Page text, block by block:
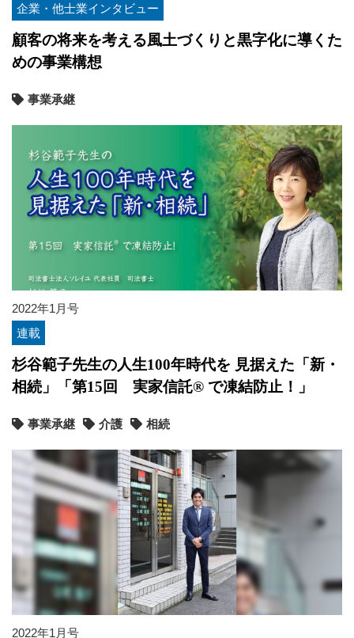
企業・他士業インタビュー
顧客の将来を考える風土づくりと黒字化に導くた
めの事業構想
事業承継
2022年1月号
連載
杉谷範子先生の人生100年時代を 見据えた「新・
相続」「第15回 実家信託® で凍結防止！」
事業承継 介護 相続
2022年1月号